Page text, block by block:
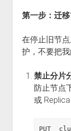
第一步：迁移
在停止旧节
护，不要把
禁止分片
防止节点
或
PUT